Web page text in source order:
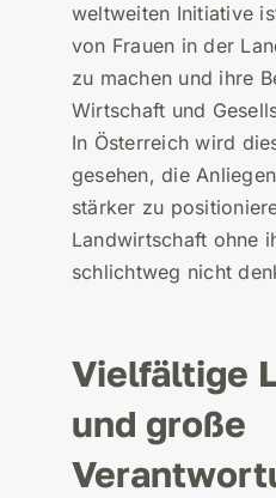
weltweiten Initiative
von Frauen in der
zu machen und ihre
Wirtschaft und
In Österreich wird
gesehen, die
stärker zu
Landwirtschaft ohne
schlichtweg nicht
Vielfältige
und große